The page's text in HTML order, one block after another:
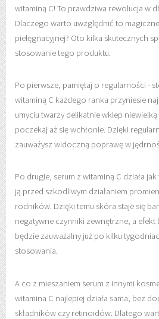
witaminą C! To prawdziwa rewolucja w
Dlaczego warto uwzględnić to
pielęgnacyjnej? Oto kilka skutecznych
stosowanie tego produktu.
Po pierwsze, pamiętaj o regularności -
witaminą C każdego ranka przyniesie
umyciu twarzy delikatnie wklep
poczekaj aż się wchłonie. Dzięki
zauważysz widoczną poprawę w
Po drugie, serum z witaminą C działa
ją przed szkodliwym działaniem
rodników. Dzięki temu skóra staje się
negatywne czynniki zewnętrzne, a
będzie zauważalny już po kilku
stosowania.
A co z mieszaniem serum z innymi
witamina C najlepiej działa sama, bez
składników czy retinoidów. Dlatego